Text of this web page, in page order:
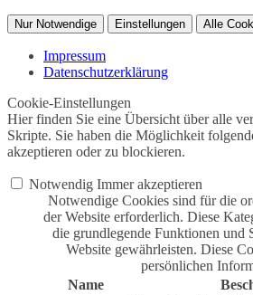
Nur Notwendige Einstellungen Alle
Impressum
Datenschutzerklärung
Cookie-Einstellungen
Hier finden Sie eine Übersicht über alle
Skripte. Sie haben die Möglichkeit
akzeptieren oder zu blockieren.
Notwendig Immer akzeptieren
Notwendige Cookies sind für die
der Website erforderlich. Diese
die grundlegende Funktionen und
Website gewährleisten. Diese
persönlichen
Name